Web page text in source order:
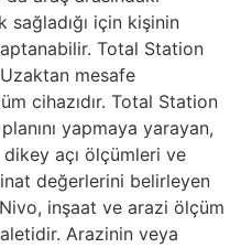
sağladığı için kişinin
Total Station
mesafe
cihazıdır. Total Station
yapmaya yarayan,
açı ölçümleri ve
değerlerini belirleyen
inşaat ve arazi ölçüm
Arazinin veya